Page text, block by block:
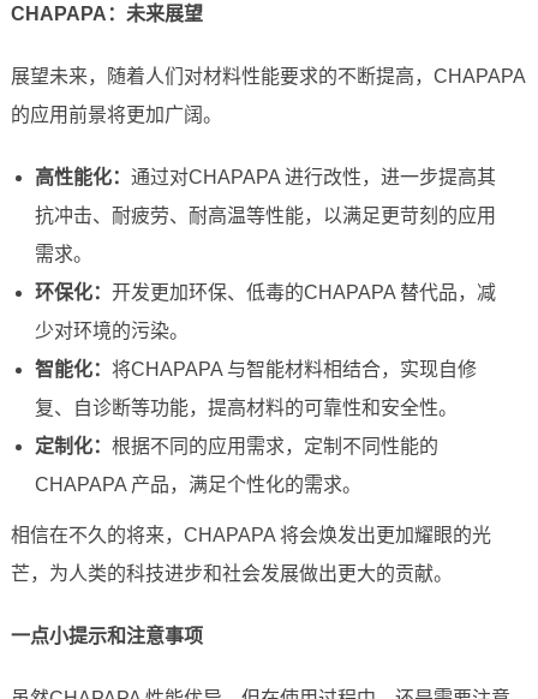
CHAPAPA：未来展望
展望未来，随着人们对材料性能要求的不断提高，CHAPAPA
的应用前景将更加广阔。
高性能化： 通过对CHAPAPA 进行改性，进一步提高其
抗冲击、耐疲劳、耐高温等性能，以满足更苛刻的应用
需求。
环保化： 开发更加环保、低毒的CHAPAPA 替代品，减
少对环境的污染。
智能化： 将CHAPAPA 与智能材料相结合，实现自修
复、自诊断等功能，提高材料的可靠性和安全性。
定制化： 根据不同的应用需求，定制不同性能的
CHAPAPA 产品，满足个性化的需求。
相信在不久的将来，CHAPAPA 将会焕发出更加耀眼的光
芒，为人类的科技进步和社会发展做出更大的贡献。
一点小提示和注意事项